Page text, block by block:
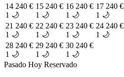
14 240 €
1 🌙
15 240 €
1 🌙
16 240 €
1 🌙
17 240 €
1 🌙
21 240 €
1 🌙
22 240 €
1 🌙
23 240 €
1 🌙
24 240 €
1 🌙
28 240 €
1 🌙
29 240 €
1 🌙
30 240 €
1 🌙
Pasado Hoy Reservado